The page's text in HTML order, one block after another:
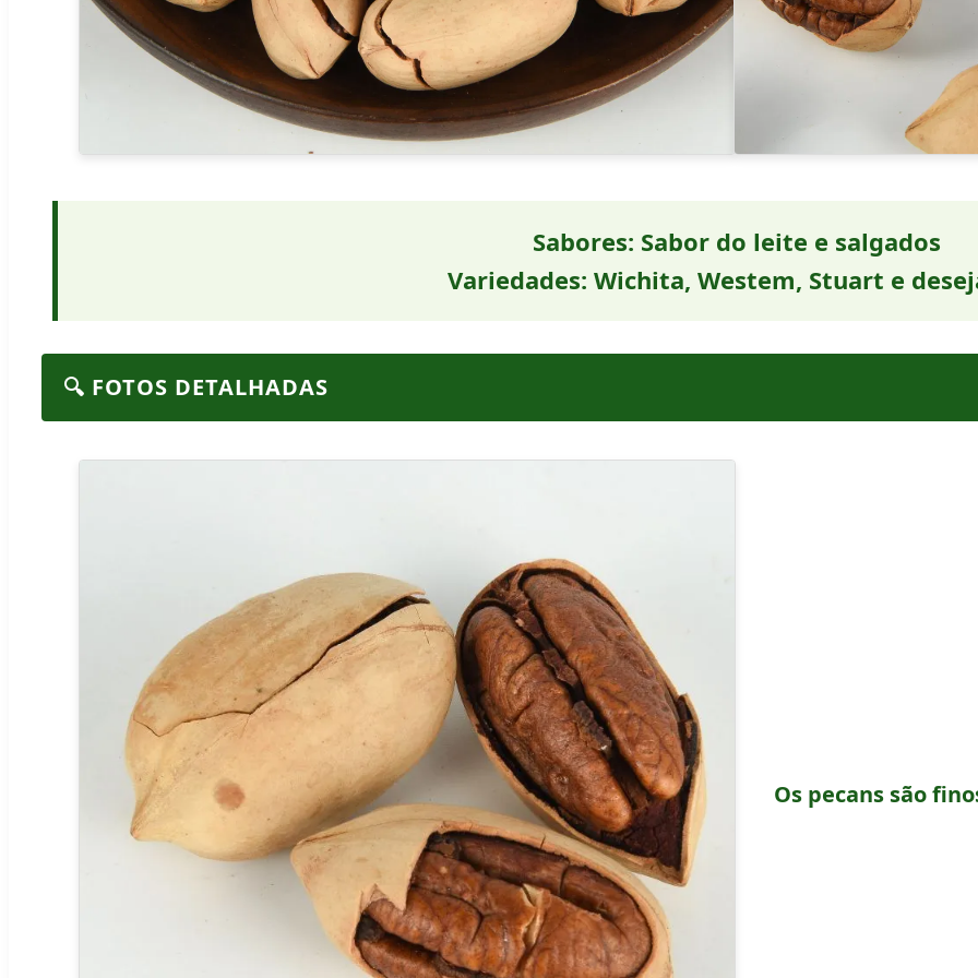
Sabores: Sabor do leite e salgados
Variedades: Wichita, Westem, Stuart e
🔍 FOTOS DETALHADAS
Os pecans são